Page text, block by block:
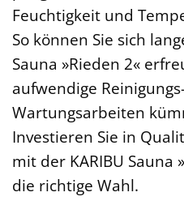
Feuchtigkeit und
So können Sie sich
Sauna »Rieden 2«
aufwendige
Wartungsarbeiten
Investieren Sie in
mit der KARIBU Sauna
die richtige Wahl.